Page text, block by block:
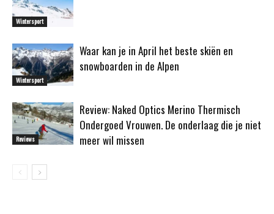
Wintersport
Wintersport
Waar kan je in April het beste skiën en
snowboarden in de Alpen
Reviews
Review: Naked Optics Merino Thermisch
Ondergoed Vrouwen. De onderlaag die je niet
meer wil missen